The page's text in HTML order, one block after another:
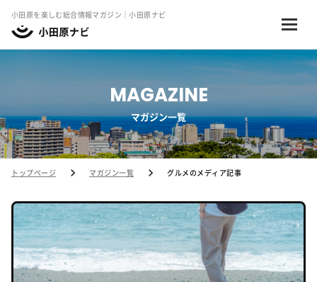
小田原を楽しむ総合情報マガジン｜小田原ナビ
MAGAZINE
マガジン一覧
トップページ マガジン一覧 グルメのメディア記事